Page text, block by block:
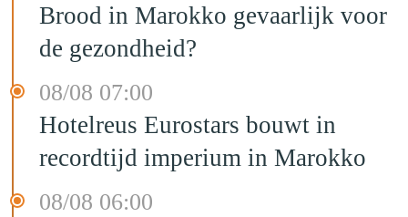
Brood in Marokko gevaarlijk voor
de gezondheid?
08/08 07:00
Hotelreus Eurostars bouwt in
recordtijd imperium in Marokko
08/08 06:00